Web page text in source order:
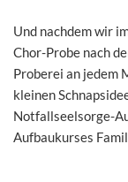
Und nachdem wir
Chor-Probe nach
Proberei an jedem
kleinen
Notfallseelsorge-
Aufbaukurses